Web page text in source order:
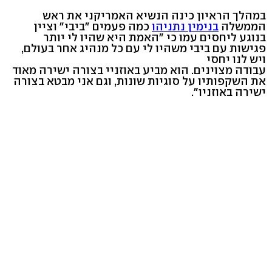
במהלך הראיון כינה הנשיא האמריקני את ראש
הממשלה בנימין נתניהוכמה פעמים "ביבי" וציין
בנוגע ליחסים עמו כי "האמת היא שהיו לי יותר
פגישות עם ביבי משהיו לי עם כל מנהיג אחר בעולם,
ויש לנו יחסי
עבודה מצוינים. הוא מביע באוזניי בצורה ישירה מאוד
את השקפותיו על סוגיות שונות, וגם אני מבטא בצורה
ישירה באוזניו".